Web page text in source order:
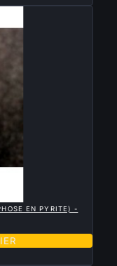
EN PYRITE) -